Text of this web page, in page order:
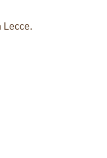
Lecce.